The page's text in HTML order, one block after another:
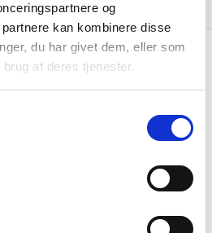
og
kan kombinere disse
du har givet dem, eller som
af deres tjenester.
har ikke haft nogen
Vi kan derfor ikke
for denne virksomhed.